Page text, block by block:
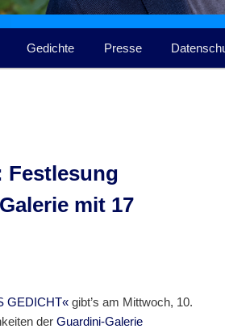
Gedichte Presse
Festlesung
mit 17
GEDICHT« gibt’s am Mittwoch, 10.
der Guardini-Galerie